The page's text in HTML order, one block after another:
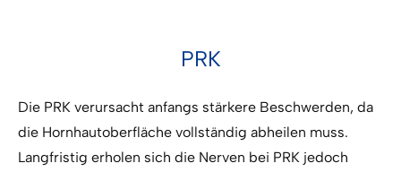
PRK
Die PRK verursacht anfangs stärkere Beschwerden, da
die Hornhautoberfläche vollständig abheilen muss.
Langfristig erholen sich die Nerven bei PRK jedoch